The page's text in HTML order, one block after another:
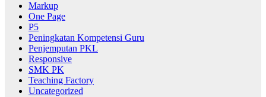
Markup
One Page
P5
Peningkatan Kompetensi Guru
Penjemputan PKL
Responsive
SMK PK
Teaching Factory
Uncategorized